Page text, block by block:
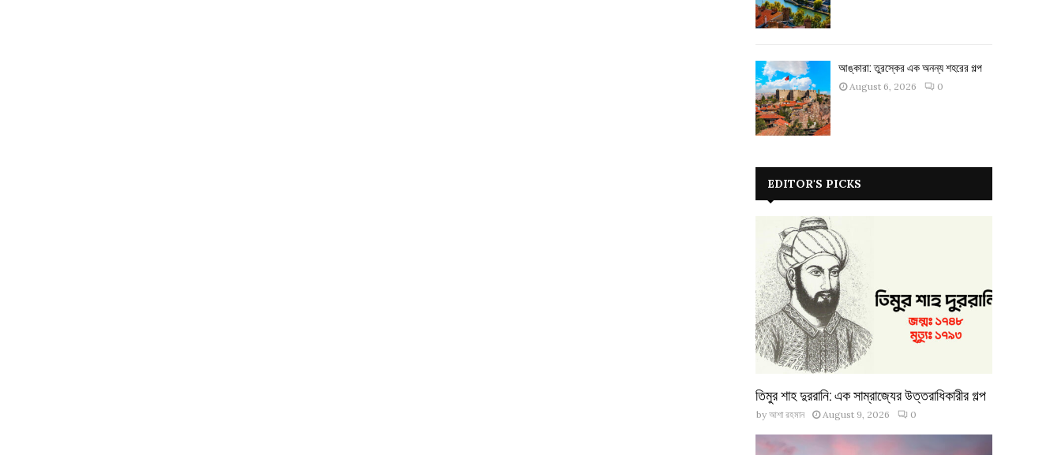
আঙ্কারা: তুরস্কের এক অনন্য শহরের গল্প
August 6, 2026 0
EDITOR'S PICKS
তিমুর শাহ দুররানি: এক সাম্রাজ্যের উত্তরাধিকারীর গল্প
by আশা রহমান August 9, 2026 0